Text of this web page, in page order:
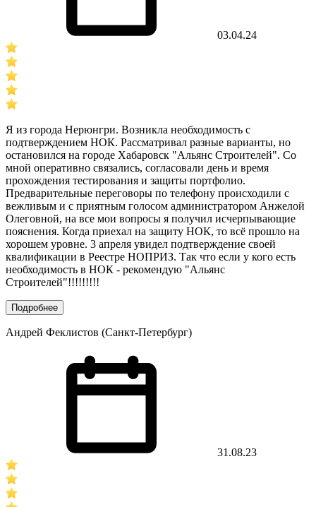
03.04.24
Я из города Нерюнгри. Возникла необходимость с
подтверждением НОК. Рассматривал разные варианты, но
остановился на городе Хабаровск "Альянс Строителей". Со
мной оперативно связались, согласовали день и время
прохождения тестирования и защиты портфолио.
Предварительные переговоры по телефону происходили с
вежливым и с приятным голосом администратором Анжелой
Олеговной, на все мои вопросы я получил исчерпывающие
пояснения. Когда приехал на защиту НОК, то всё прошло на
хорошем уровне. 3 апреля увидел подтверждение своей
квалификации в Реестре НОПРИЗ. Так что если у кого есть
необходимость в НОК - рекомендую "Альянс
Строителей"!!!!!!!!!
Подробнее
Андрей Феклистов (Санкт-Петербург)
31.08.23